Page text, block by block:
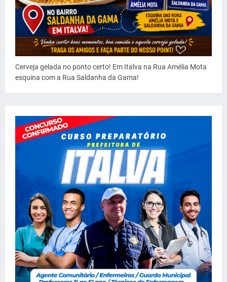
Cerveja gelada no ponto certo! Em Italva na Rua Amélia Mota
esquina com a Rua Saldanha da Gama!